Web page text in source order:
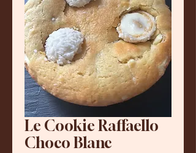
Le Cookie Raffaello
Choco Blanc